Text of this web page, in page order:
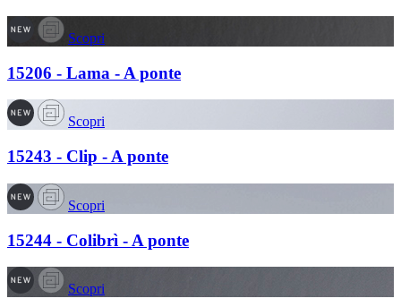
Scopri
15206 - Lama - A ponte
Scopri
15243 - Clip - A ponte
Scopri
15244 - Colibrì - A ponte
Scopri